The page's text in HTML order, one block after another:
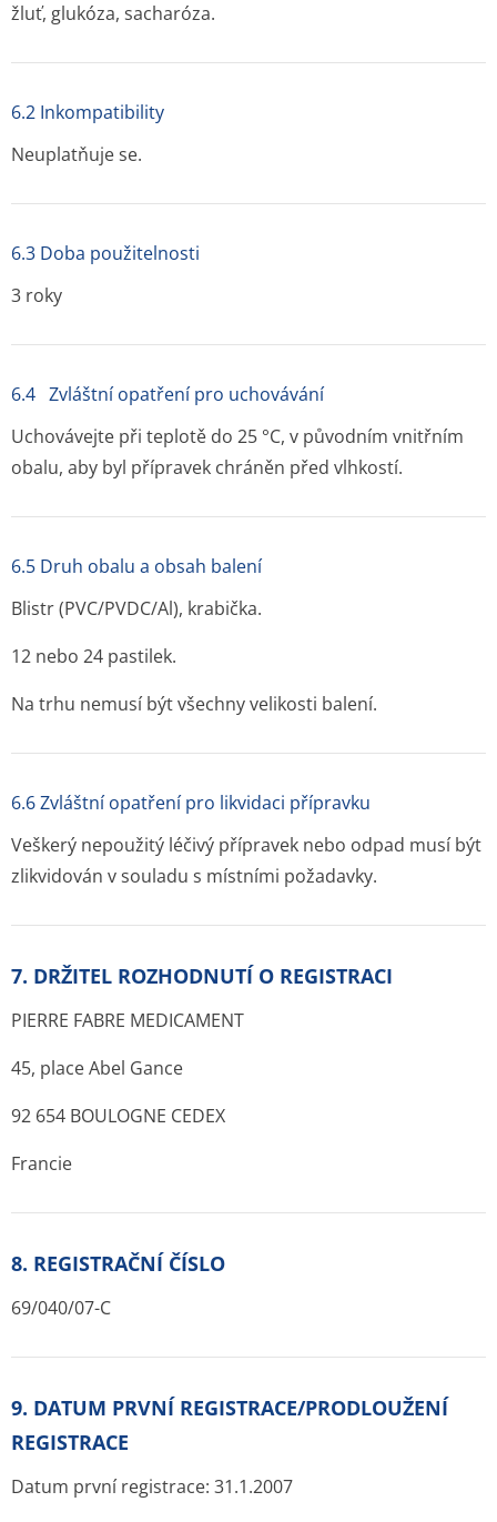
žluť, glukóza, sacharóza.
6.2 Inkompatibility
Neuplatňuje se.
6.3 Doba použitelnosti
3 roky
6.4 Zvláštní opatření pro uchovávání
Uchovávejte při teplotě do 25 °C, v původním vnitřním
obalu, aby byl přípravek chráněn před vlhkostí.
6.5 Druh obalu a obsah balení
Blistr (PVC/PVDC/Al), krabička.
12 nebo 24 pastilek.
Na trhu nemusí být všechny velikosti balení.
6.6 Zvláštní opatření pro likvidaci přípravku
Veškerý nepoužitý léčivý přípravek nebo odpad musí být
zlikvidován v souladu s místními požadavky.
7. DRŽITEL ROZHODNUTÍ O REGISTRACI
PIERRE FABRE MEDICAMENT
45, place Abel Gance
92 654 BOULOGNE CEDEX
Francie
8. REGISTRAČNÍ ČÍSLO
69/040/07-C
9. DATUM PRVNÍ REGISTRACE/PRODLOUŽENÍ
REGISTRACE
Datum první registrace: 31.1.2007